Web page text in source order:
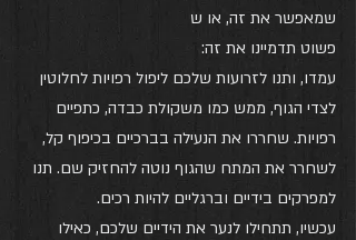
שמאפשר את זה, או ש
פשוט תדמיינו את זה:
עמדו, ותנו לזרועות שלכם ליפול רפויות לחלוטין
לצדי הגוף, ממש כמו משקולת כבדה, כתפיים
רפויות. שחררו את הנעילה בברכיים בכיפוף קל,
לשחרר את המתח שהגוף נוטה להחזיק שם. תנו
למפרקים בידיים וברגליים להיות רכים.
עכשיו, תתחילו לנער את הידיים שלכם, כאילו